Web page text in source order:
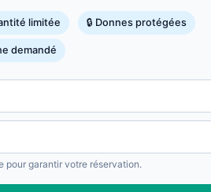
:
€.
limitée 🔒 Donnes protégées
demandé
pour garantir votre réservation.